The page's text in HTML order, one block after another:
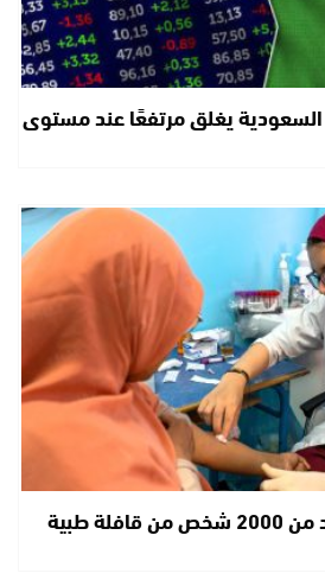
يغلق مرتفعًا عند مستوى
تنجداد.. استفادة أزيد من 2000 شخص من قافلة طبية